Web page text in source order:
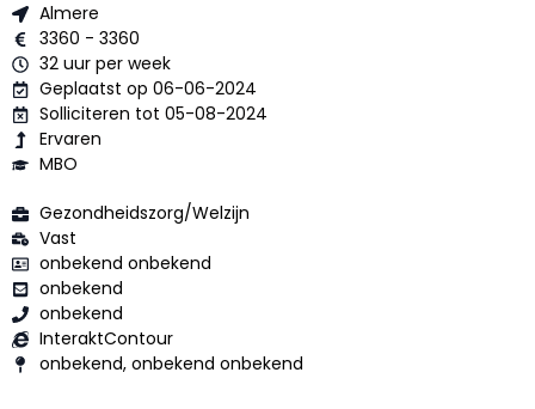
Almere
3360 - 3360
32 uur per week
Geplaatst op 06-06-2024
Solliciteren tot 05-08-2024
Ervaren
MBO
Gezondheidszorg/Welzijn
Vast
onbekend onbekend
onbekend
onbekend
InteraktContour
onbekend, onbekend onbekend